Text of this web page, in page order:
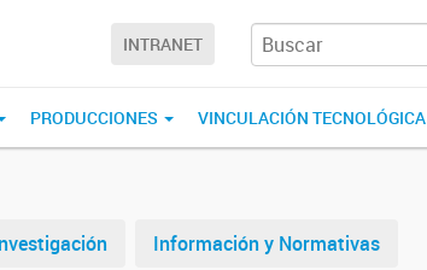
INTRANET
PRODUCCIONES VINCULACIÓN TECNOLÓGICA
Información y Normativas